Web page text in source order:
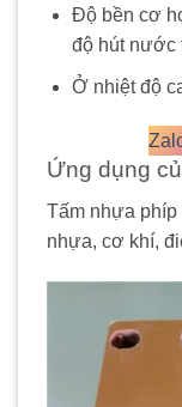
Độ bền cơ
độ hút nước
Ở nhiệt độ
Ứng dụng
Tấm nhựa
nhựa, cơ khí,